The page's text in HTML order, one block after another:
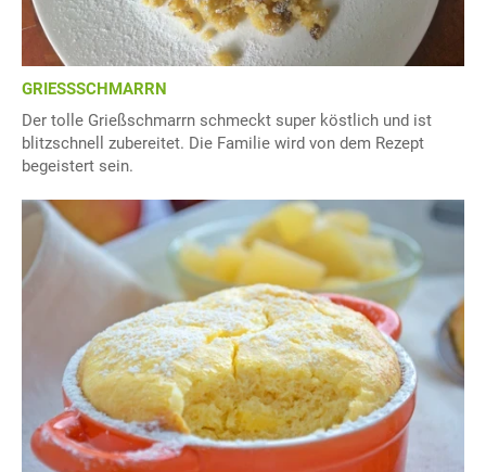
GRIESSSCHMARRN
Der tolle Grießschmarrn schmeckt super köstlich und ist
blitzschnell zubereitet. Die Familie wird von dem Rezept
begeistert sein.